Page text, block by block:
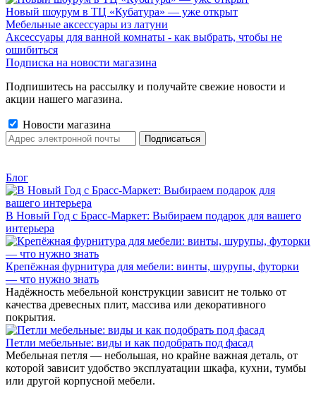
Новый шоурум в ТЦ «Кубатура» — уже открыт
Мебельные аксессуары из латуни
Аксессуары для ванной комнаты - как выбрать, чтобы не
ошибиться
Подписка на новости магазина
Подпишитесь на рассылку и получайте свежие новости и
акции нашего магазина.
Новости магазина
Блог
В Новый Год с Брасс-Маркет: Выбираем подарок для вашего
интерьера
Крепёжная фурнитура для мебели: винты, шурупы, футорки
— что нужно знать
Надёжность мебельной конструкции зависит не только от
качества древесных плит, массива или декоративного
покрытия.
Петли мебельные: виды и как подобрать под фасад
Мебельная петля — небольшая, но крайне важная деталь, от
которой зависит удобство эксплуатации шкафа, кухни, тумбы
или другой корпусной мебели.